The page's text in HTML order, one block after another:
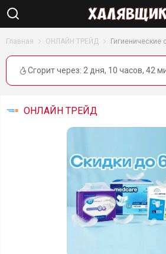
Главная ОНЛАЙН ТРЕЙД Гигиенические
Сгорит через: 2 дня, 10 часов, 42
ОНЛАЙН ТРЕЙД